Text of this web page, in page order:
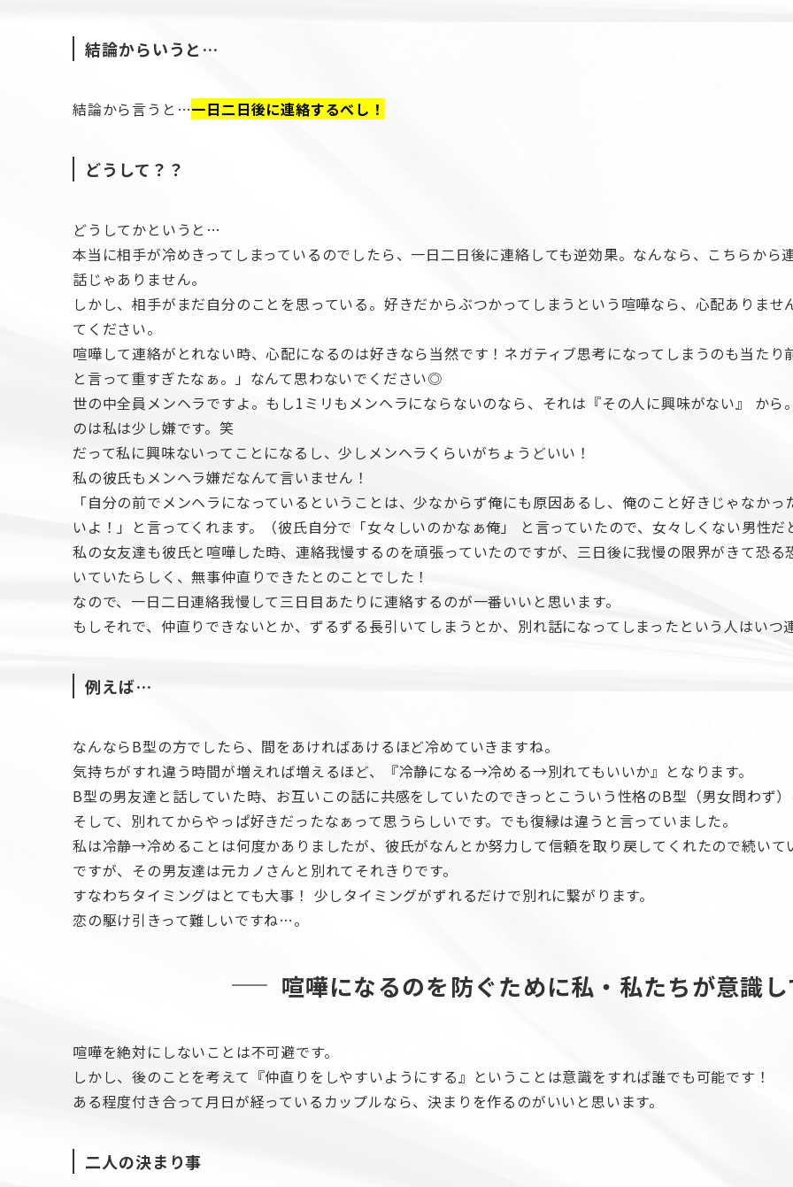
結論からいうと…
結論から言うと…一日二日後に連絡するべし！
どうして？？
どうしてかというと…
本当に相手が冷めきってしまっているのでしたら、一日二日後に連絡しても逆効果。なんなら、こちらか
話じゃありません。
しかし、相手がまだ自分のことを思っている。好きだからぶつかってしまうという喧嘩なら、心配ありま
てください。
喧嘩して連絡がとれない時、心配になるのは好きなら当然です！ネガティブ思考になってしまうのも当た
と言って重すぎたなぁ。」なんて思わないでください◎
世の中全員メンヘラですよ。もし1ミリもメンヘラにならないのなら、それは『その人に興味がない』 か
のは私は少し嫌です。笑
だって私に興味ないってことになるし、少しメンヘラくらいがちょうどいい！
私の彼氏もメンヘラ嫌だなんて言いません！
「自分の前でメンヘラになっているということは、少なからず俺にも原因あるし、俺のこと好きじゃなか
いよ！」と言ってくれます。（彼氏自分で「女々しいのかなぁ俺」 と言っていたので、女々しくない男性
私の女友達も彼氏と喧嘩した時、連絡我慢するのを頑張っていたのですが、三日後に我慢の限界がきて恐
いていたらしく、無事仲直りできたとのことでした！
なので、一日二日連絡我慢して三日目あたりに連絡するのが一番いいと思います。
もしそれで、仲直りできないとか、ずるずる長引いてしまうとか、別れ話になってしまったという人はい
例えば…
なんならB型の方でしたら、間をあければあけるほど冷めていきますね。
気持ちがすれ違う時間が増えれば増えるほど、『冷静になる→冷める→別れてもいいか』となります。
B型の男友達と話していた時、お互いこの話に共感をしていたのできっとこういう性格のB型（男女問わず
そして、別れてからやっぱ好きだったなぁって思うらしいです。でも復縁は違うと言っていました。
私は冷静→冷めることは何度かありましたが、彼氏がなんとか努力して信頼を取り戻してくれたので続いて
ですが、その男友達は元カノさんと別れてそれきりです。
すなわちタイミングはとても大事！ 少しタイミングがずれるだけで別れに繋がります。
恋の駆け引きって難しいですね…。
喧嘩になるのを防ぐために私・私たちが意識
喧嘩を絶対にしないことは不可避です。
しかし、後のことを考えて『仲直りをしやすいようにする』ということは意識をすれば誰でも可能です！
ある程度付き合って月日が経っているカップルなら、決まりを作るのがいいと思います。
二人の決まり事